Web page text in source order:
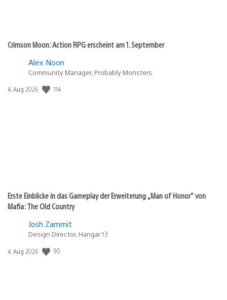
Crimson Moon: Action RPG erscheint am 1. September
Alex Noon
Community Manager, Probably Monsters
Veröffentlichungsdatum:
4. Aug 2026 114
Erste Einblicke in das Gameplay der Erweiterung „Man of Honor“ von
Mafia: The Old Country
Josh Zammit
Design Director, Hangar 13
Veröffentlichungsdatum:
4. Aug 2026 90